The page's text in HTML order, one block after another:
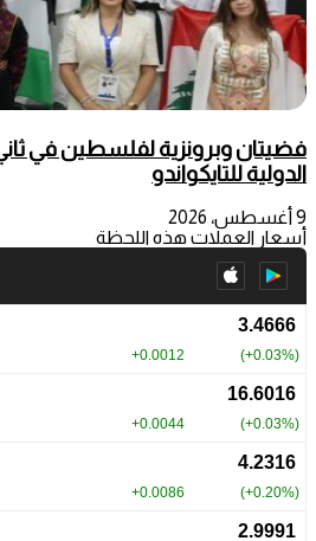
فضيتان وبرونزية لفلسطين في
الدولية للتايكواندو
9 أغسطس، 2026
أسعار العملات هذه اللحظة